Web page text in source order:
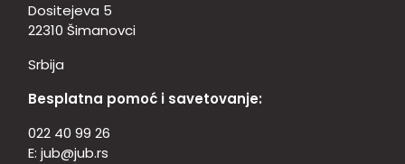
Dositejeva 5
22310 Šimanovci
Srbija
Besplatna pomoć i savetovanje:
022 40 99 26
E: jub@jub.rs